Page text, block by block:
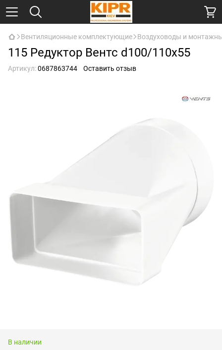
Вентиляционные комплектующие Воздуховоды и
115 Редуктор Вентс d100/110х55
Артикул:0687863744 Оставить отзыв
В наличии